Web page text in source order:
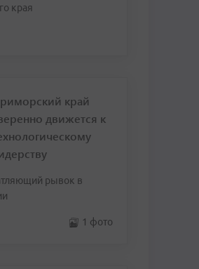
края
край
движется к
рывок в
1 фото